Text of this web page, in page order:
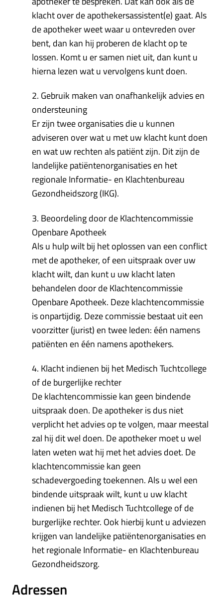
klacht over de apothekersassistent(e) gaat. Als
de apotheker weet waar u ontevreden over
bent, dan kan hij proberen de klacht op te
lossen. Komt u er samen niet uit, dan kunt u
hierna lezen wat u vervolgens kunt doen.
2. Gebruik maken van onafhankelijk advies en
ondersteuning
Er zijn twee organisaties die u kunnen
adviseren over wat u met uw klacht kunt doen
en wat uw rechten als patiënt zijn. Dit zijn de
landelijke patiëntenorganisaties en het
regionale Informatie- en Klachtenbureau
Gezondheidszorg (IKG).
3. Beoordeling door de Klachtencommissie
Openbare Apotheek
Als u hulp wilt bij het oplossen van een conflict
met de apotheker, of een uitspraak over uw
klacht wilt, dan kunt u uw klacht laten
behandelen door de Klachtencommissie
Openbare Apotheek. Deze klachtencommissie
is onpartijdig. Deze commissie bestaat uit een
voorzitter (jurist) en twee leden: één namens
patiënten en één namens apothekers.
4. Klacht indienen bij het Medisch Tuchtcollege
of de burgerlijke rechter
De klachtencommissie kan geen bindende
uitspraak doen. De apotheker is dus niet
verplicht het advies op te volgen, maar meestal
zal hij dit wel doen. De apotheker moet u wel
laten weten wat hij met het advies doet. De
klachtencommissie kan geen
schadevergoeding toekennen. Als u wel een
bindende uitspraak wilt, kunt u uw klacht
indienen bij het Medisch Tuchtcollege of de
burgerlijke rechter. Ook hierbij kunt u adviezen
krijgen van landelijke patiëntenorganisaties en
het regionale Informatie- en Klachtenbureau
Gezondheidszorg.
Adressen